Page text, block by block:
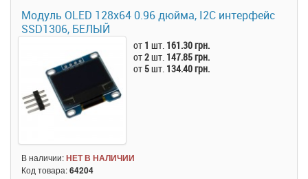
Модуль OLED 128x64 0.96 дюйма, I2C интерфейс
SSD1306, БЕЛЫЙ
от 1 шт. 161.30 грн.
от2шт. 147.85 грн.
от 5шт. 134.40 грн.
В наличии:НЕТ В НАЛИЧИИ
Код товара:64204